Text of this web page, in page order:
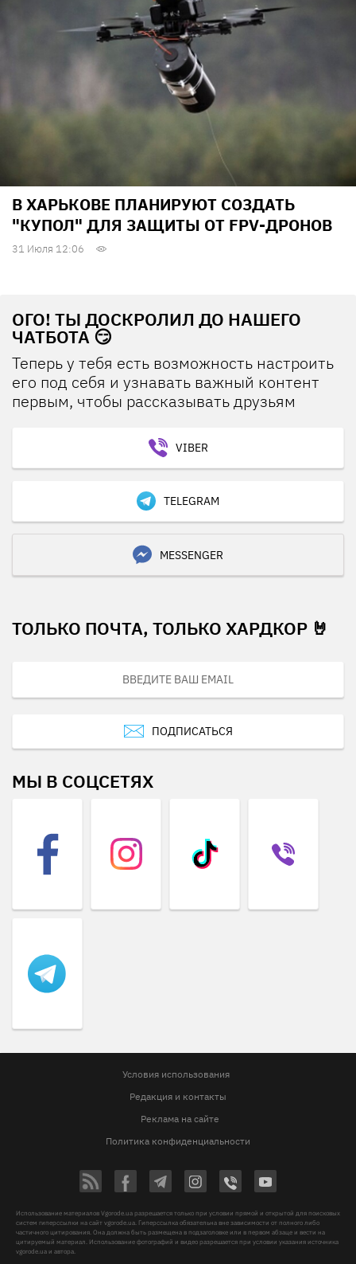
В ХАРЬКОВЕ ПЛАНИРУЮТ СОЗДАТЬ
"КУПОЛ" ДЛЯ ЗАЩИТЫ ОТ FPV-ДРОНОВ
31 Июля 12:06
ОГО! ТЫ ДОСКРОЛИЛ ДО НАШЕГО
ЧАТБОТА 😏
Теперь у тебя есть возможность настроить
его под себя и узнавать важный контент
первым, чтобы рассказывать друзьям
VIBER
TELEGRAM
MESSENGER
ТОЛЬКО ПОЧТА, ТОЛЬКО ХАРДКОР 🤘
ПОДПИСАТЬСЯ
МЫ В СОЦСЕТЯХ
Условия использования
Редакция и контакты
Реклама на сайте
Политика конфиденциальности
Использование материалов Vgorode.ua разрешается только при условии прямой и открытой для поисковых
систем гиперссылки на сайт vgorode.ua. Гиперссылка обязательна вне зависимости от полного либо
частичного цитирования. Она должна быть размещена в подзаголовке или в первом абзаце и вести на
цитируемый материал. Использование фотографий и видео разрешается при условии указания источника
vgorode.ua и автора.